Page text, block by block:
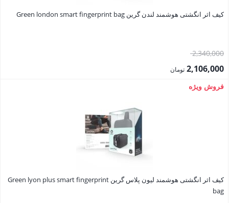
کیف اثر انگشتی هوشمند لندن گرین Green london smart fingerprint bag
2,340,000قیمت
اصلی:2,106,000 تومان
قیمت
فروش ویژه
کیف اثر انگشتی هوشمند لیون پلاس گرین Green lyon plus smart fingerprint
bag